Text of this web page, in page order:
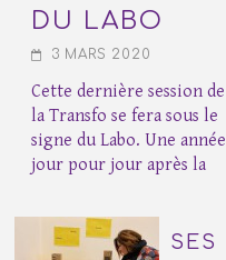
DU LABO
3 MARS 2020
Cette dernière session de
la Transfo se fera sous le
signe du Labo. Une année
jour pour jour après la
SES